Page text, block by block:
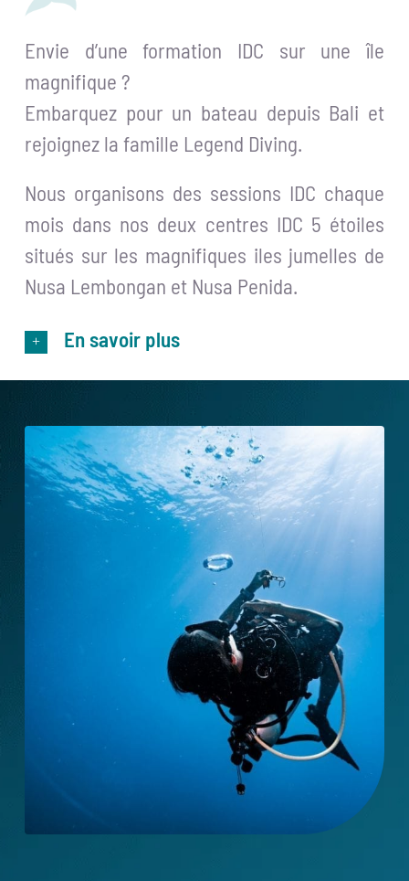
Envie d’une formation IDC sur une île
magnifique ?
Embarquez pour un bateau depuis Bali et
rejoignez la famille Legend Diving.
Nous organisons des sessions IDC chaque
mois dans nos deux centres IDC 5 étoiles
situés sur les magnifiques iles jumelles de
Nusa Lembongan et Nusa Penida.
En savoir plus